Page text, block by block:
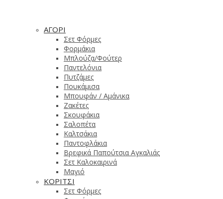
ΑΓΟΡΙ
Σετ Φόρμες
Φορμάκια
Μπλούζα/Φούτερ
Παντελόνια
Πυτζάμες
Πουκάμισα
Μπουφάν / Αμάνικα
Ζακέτες
Σκουφάκια
Σαλοπέτα
Καλτσάκια
Παντοφλάκια
Βρεφικά Παπούτσια Αγκαλιάς
Σετ Καλοκαιρινά
Μαγιό
ΚΟΡΙΤΣΙ
Σετ Φόρμες